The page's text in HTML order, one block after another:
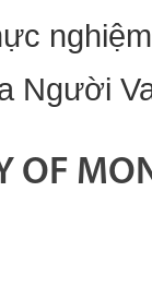
Người
OF